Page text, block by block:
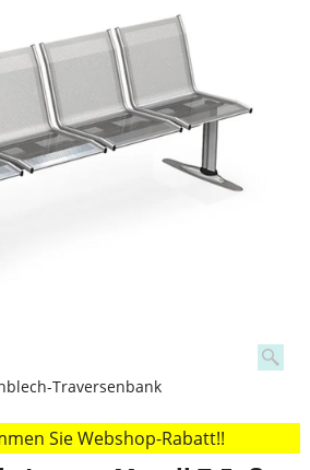
Traversenbank
Sie Webshop-Rabatt!!